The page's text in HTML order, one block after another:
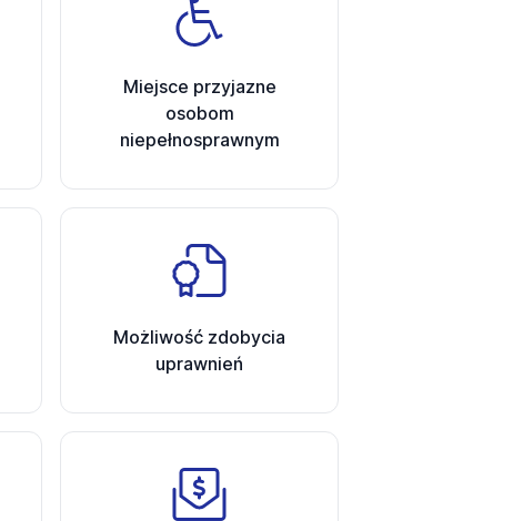
Miejsce przyjazne
osobom
niepełnosprawnym
Możliwość zdobycia
uprawnień